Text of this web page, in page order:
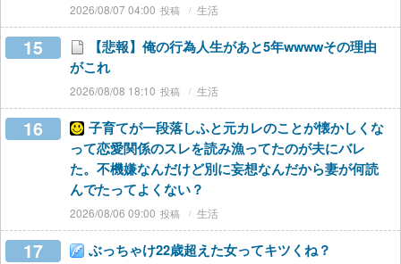
2026/08/07 04:00 生活
15
【悲報】俺の行為人生があと5年wwwwその理由
がこれ
2026/08/08 18:10 生活
16
子育てが一段落しふと元カレのことが懐かしくな
って恋愛関係のスレを読み漁ってたのが夫にバレ
た。不機嫌なんだけど別に妄想なんだから妻が何読
んでたってよくない？
2026/08/06 09:00 生活
17 ぶっちゃけ22歳超えた女ってキツくね？